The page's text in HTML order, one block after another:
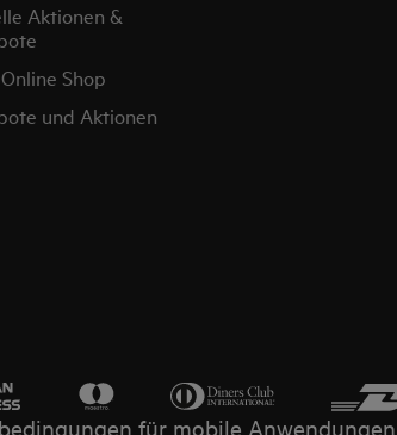
Aktionen &
Shop
und Aktionen
für mobile Anwendungen